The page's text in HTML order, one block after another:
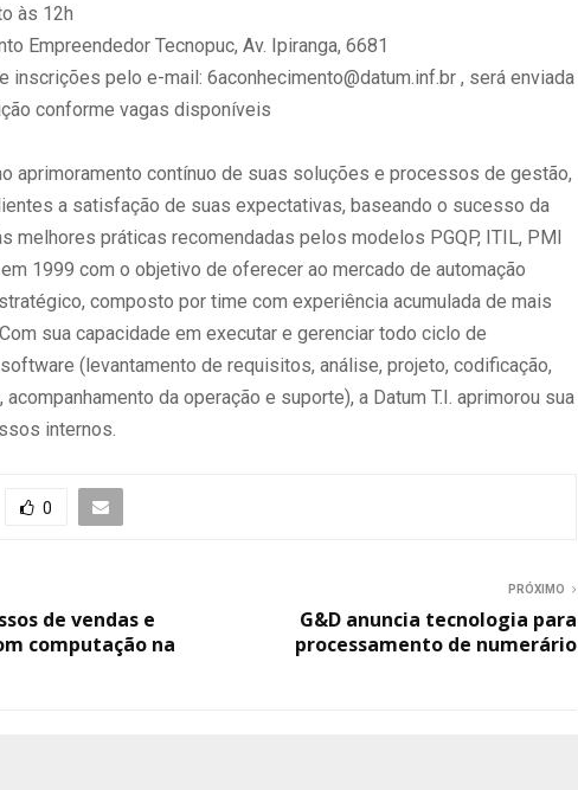
às 12h
Empreendedor Tecnopuc, Av. Ipiranga, 6681
inscrições pelo e-mail: 6aconhecimento@datum.inf.br , será enviada
conforme vagas disponíveis
aprimoramento contínuo de suas soluções e processos de gestão,
a satisfação de suas expectativas, baseando o sucesso da
melhores práticas recomendadas pelos modelos PGQP, ITIL, PMI
1999 com o objetivo de oferecer ao mercado de automação
composto por time com experiência acumulada de mais
sua capacidade em executar e gerenciar todo ciclo de
(levantamento de requisitos, análise, projeto, codificação,
da operação e suporte), a Datum T.I. aprimorou sua
internos.
0
de vendas e
computação na
PRÓXIMO
G&D anuncia tecnologia para
processamento de numerário